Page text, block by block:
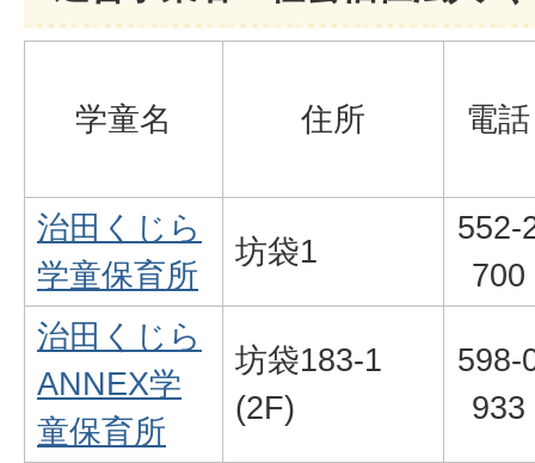
学童名 住所 電話
治田くじら
学童保育所
坊袋1
552-
700
治田くじら
ANNEX学
童保育所
坊袋183-1
(2F)
598-
933